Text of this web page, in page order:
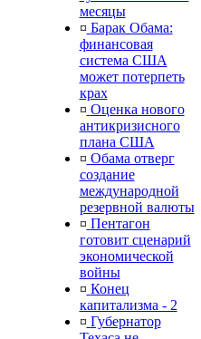
месяцы
¤ Барак Обама:
финансовая
система США
может потерпеть
крах
¤ Оценка нового
антикризисного
плана США
¤ Обама отверг
создание
международной
резервной валюты
¤ Пентагон
готовит сценарий
экономической
войны
¤ Конец
капитализма - 2
¤ Губернатор